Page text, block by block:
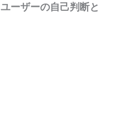
ユーザーの自己判断と